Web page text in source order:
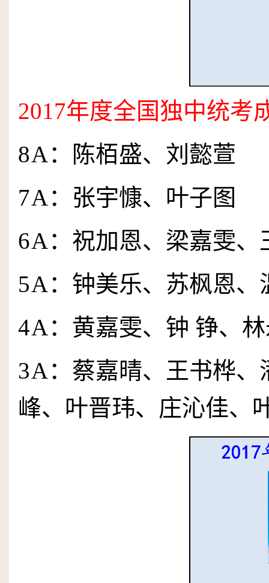
2017年度全国独中统考
8A：陈栢盛、刘懿萱
7A：张宇慷、叶子图
6A：祝加恩、梁嘉雯
5A：钟美乐、苏枫恩
4A：黄嘉雯、钟 铮、
3A：蔡嘉晴、王书桦
峰、叶晋玮、庄沁佳、